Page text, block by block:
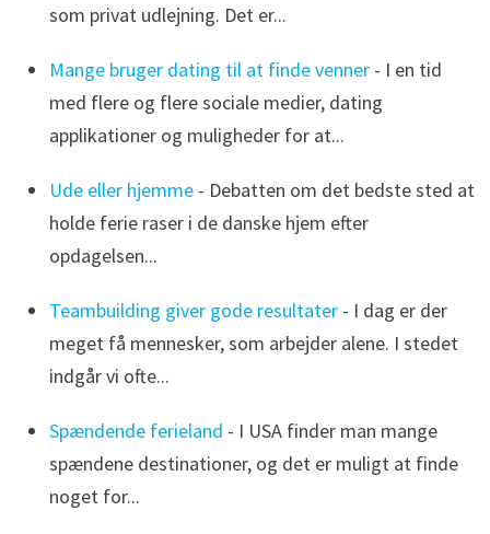
som privat udlejning. Det er...
Mange bruger dating til at finde venner- I en tid
med flere og flere sociale medier, dating
applikationer og muligheder for at...
Ude eller hjemme- Debatten om det bedste sted at
holde ferie raser i de danske hjem efter
opdagelsen...
Teambuilding giver gode resultater- I dag er der
meget få mennesker, som arbejder alene. I stedet
indgår vi ofte...
Spændende ferieland - I USA finder man mange
spændene destinationer, og det er muligt at finde
noget for...